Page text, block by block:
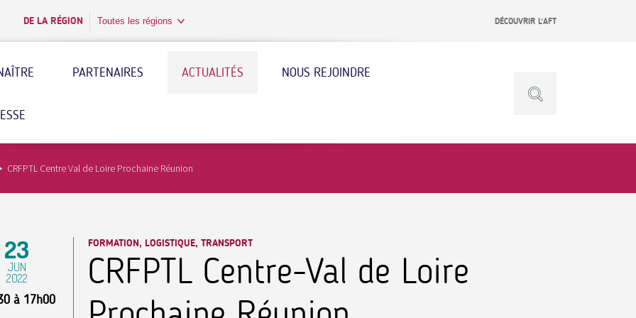
DE LA RÉGION Toutes les régions DÉCOUVRIR L’AFT
PARTENAIRES ACTUALITÉS NOUS REJOINDRE
CRFPTL Centre Val de Loire Prochaine Réunion
23
JUN
2022
à 17h00
FORMATION, LOGISTIQUE, TRANSPORT
CRFPTL Centre-Val de Loire